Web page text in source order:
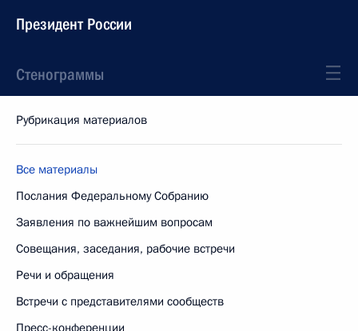
Президент России
Стенограммы
Рубрикация материалов
Все материалы
Послания Федеральному Собранию
Заявления по важнейшим вопросам
Совещания, заседания, рабочие встречи
Речи и обращения
Встречи с представителями сообществ
Пресс-конференции